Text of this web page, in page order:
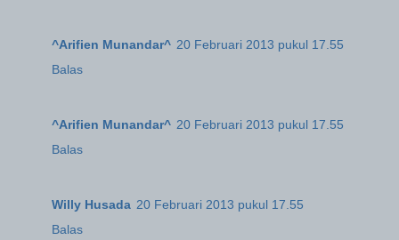
^Arifien Munandar^ 20 Februari 2013 pukul 17.55
Balas
^Arifien Munandar^ 20 Februari 2013 pukul 17.55
Balas
Willy Husada 20 Februari 2013 pukul 17.55
Balas